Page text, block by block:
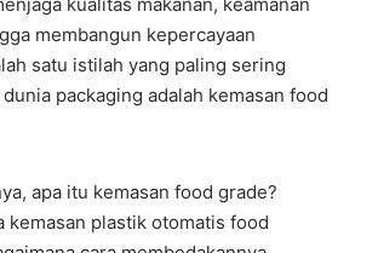
membangun kepercayaan
satu istilah yang paling sering
packaging adalah kemasan food
apa itu kemasan food grade?
kemasan plastik otomatis food